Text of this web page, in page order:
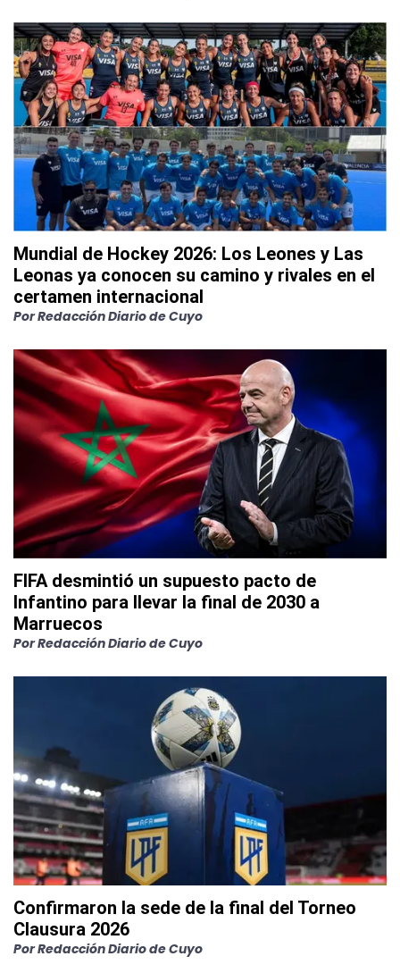
Mundial de Hockey 2026: Los Leones y Las
Leonas ya conocen su camino y rivales en el
certamen internacional
PorRedacción Diario de Cuyo
FIFA desmintió un supuesto pacto de
Infantino para llevar la final de 2030 a
Marruecos
PorRedacción Diario de Cuyo
Confirmaron la sede de la final del Torneo
Clausura 2026
PorRedacción Diario de Cuyo